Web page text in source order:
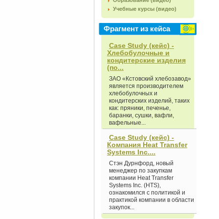
Учебные курсы (видео)
Фрагмент из кейса
Case Study (кейс) -
Хлебобулочные и
кондитерские изделия
(по...
ЗАО «Кстовский хлебозавод»
является производителем
хлебобулочных и
кондитерских изделий, таких
как: пряники, печенье,
баранки, сушки, вафли,
вафельные...
Case Study (кейс) -
Компания Heat Transfer
Systems Inc....
Стэн Дурнфорд, новый
менеджер по закупкам
компании Heat Transfer
Systems Inc. (HTS),
ознакомился с политикой и
практикой компании в области
закупок...